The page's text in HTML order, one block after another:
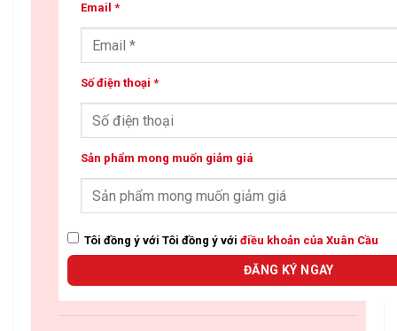
Email *
Số điện thoại *
Sản phẩm mong muốn giảm giá
Tôi đồng ý với Tôi đồng ý với điều khoản của Xuân Cầu